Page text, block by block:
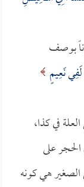
بوصف
نَعِيمٍ
في كذا،
الحجر على
الصغير هي كونه